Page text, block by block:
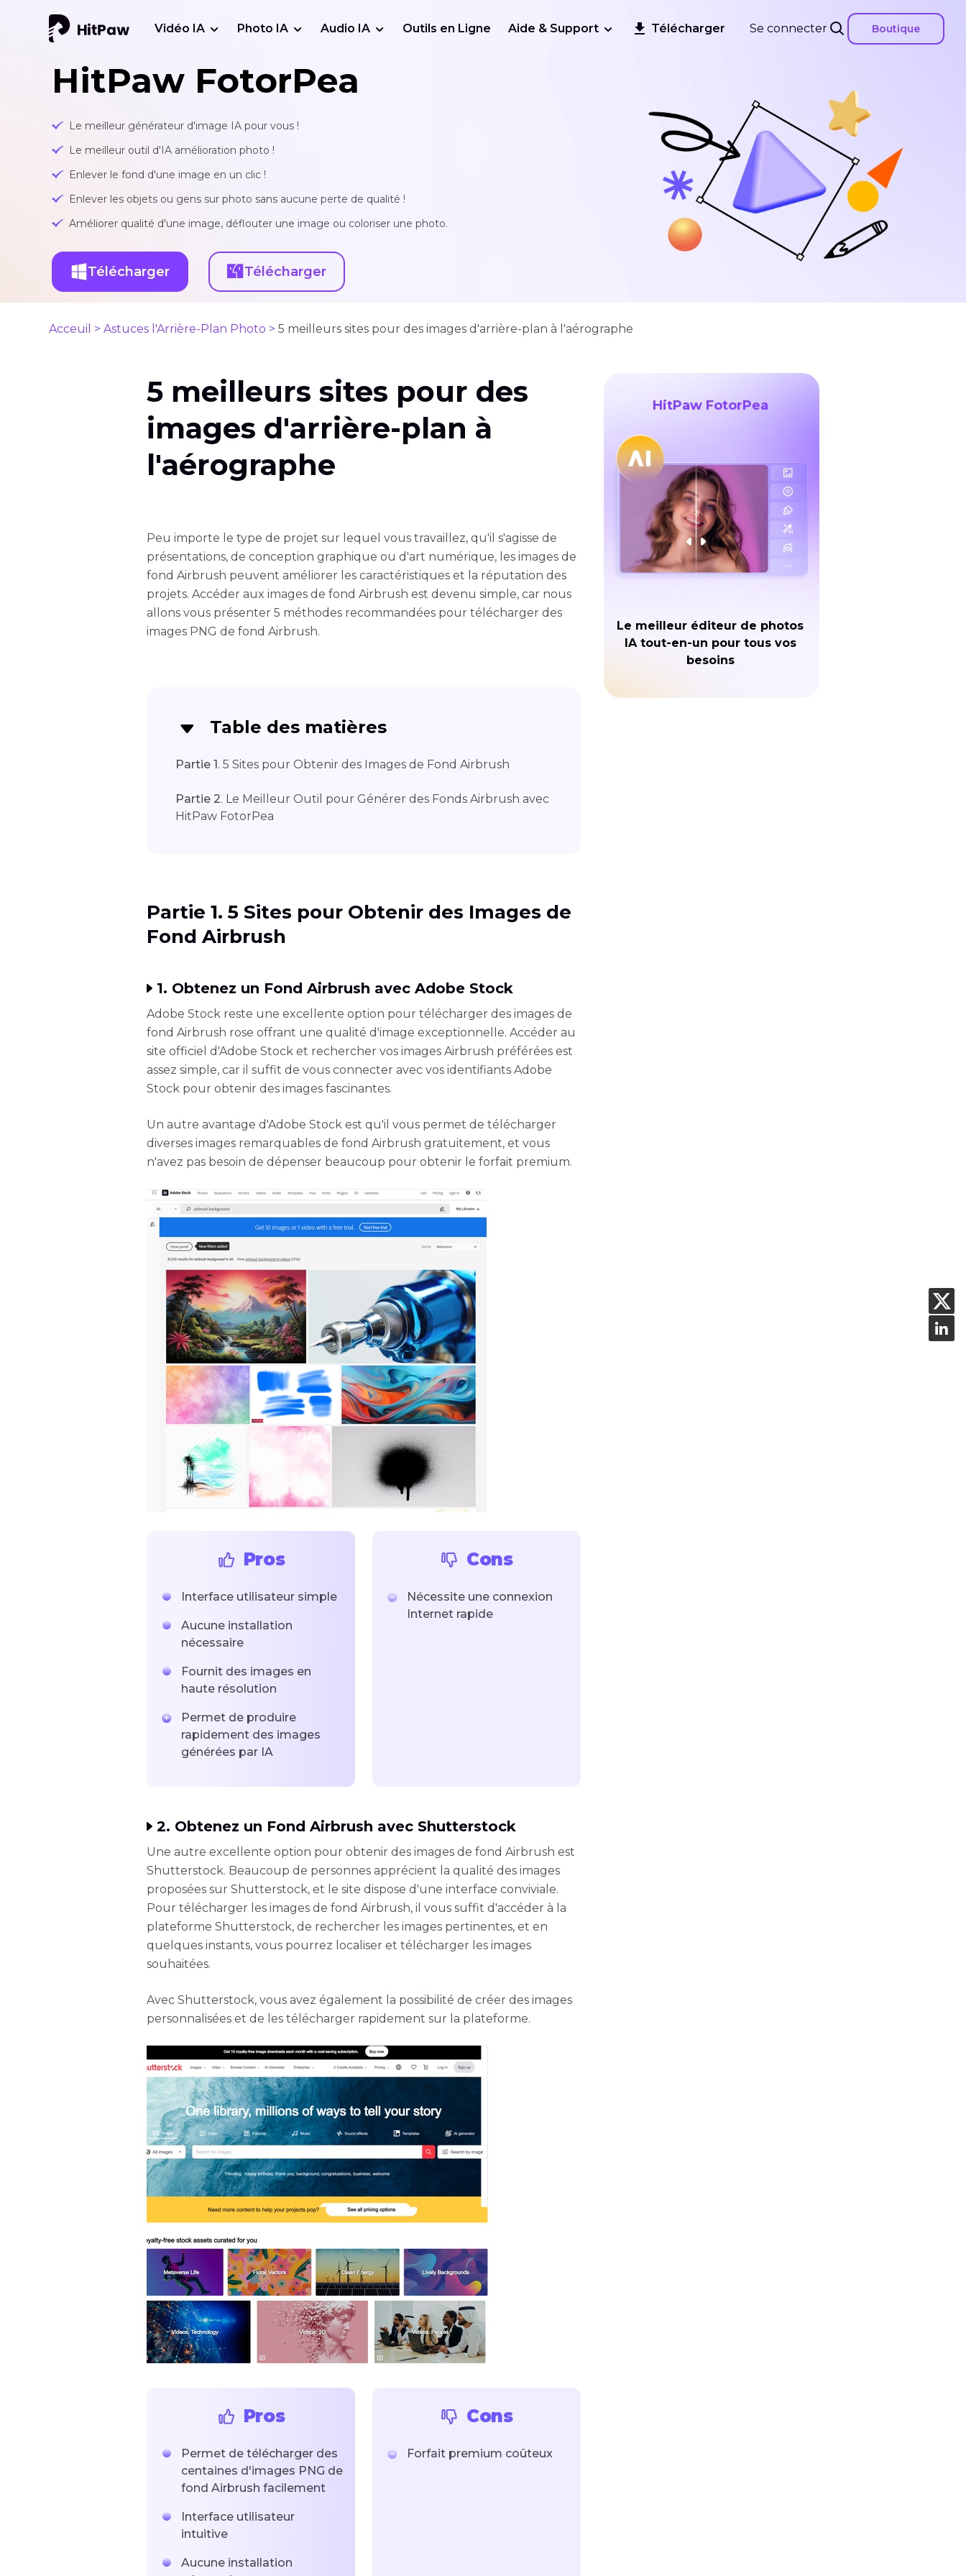
Se connecter Boutique
Vidéo IA Photo IA Audio IA Outils en Ligne Aide & Support Télécharger
HitPaw FotorPea
Le meilleur générateur d'image IA pour vous !
Le meilleur outil d'IA amélioration photo !
Enlever le fond d'une image en un clic !
Enlever les objets ou gens sur photo sans aucune perte de qualité !
Améliorer qualité d'une image, déflouter une image ou coloriser une photo.
Télécharger Télécharger
Acceuil > Astuces l'Arrière-Plan Photo > 5 meilleurs sites pour des images d'arrière-plan à l'aérographe
5 meilleurs sites pour des
images d'arrière-plan à
l'aérographe
Peu importe le type de projet sur lequel vous travaillez, qu'il s'agisse de
présentations, de conception graphique ou d'art numérique, les images de
fond Airbrush peuvent améliorer les caractéristiques et la réputation des
projets. Accéder aux images de fond Airbrush est devenu simple, car nous
allons vous présenter 5 méthodes recommandées pour télécharger des
images PNG de fond Airbrush.
Table des matières
Partie 1. 5 Sites pour Obtenir des Images de Fond Airbrush
Partie 2. Le Meilleur Outil pour Générer des Fonds Airbrush avec
HitPaw FotorPea
Partie 1. 5 Sites pour Obtenir des Images de
Fond Airbrush
1. Obtenez un Fond Airbrush avec Adobe Stock
Adobe Stock reste une excellente option pour télécharger des images de
fond Airbrush rose offrant une qualité d'image exceptionnelle. Accéder au
site officiel d'Adobe Stock et rechercher vos images Airbrush préférées est
assez simple, car il suffit de vous connecter avec vos identifiants Adobe
Stock pour obtenir des images fascinantes.
Un autre avantage d'Adobe Stock est qu'il vous permet de télécharger
diverses images remarquables de fond Airbrush gratuitement, et vous
n'avez pas besoin de dépenser beaucoup pour obtenir le forfait premium.
Pros
Interface utilisateur simple
Aucune installation
nécessaire
Fournit des images en
haute résolution
Permet de produire
rapidement des images
générées par IA
Cons
Nécessite une connexion
Internet rapide
2. Obtenez un Fond Airbrush avec Shutterstock
Une autre excellente option pour obtenir des images de fond Airbrush est
Shutterstock. Beaucoup de personnes apprécient la qualité des images
proposées sur Shutterstock, et le site dispose d'une interface conviviale.
Pour télécharger les images de fond Airbrush, il vous suffit d'accéder à la
plateforme Shutterstock, de rechercher les images pertinentes, et en
quelques instants, vous pourrez localiser et télécharger les images
souhaitées.
Avec Shutterstock, vous avez également la possibilité de créer des images
personnalisées et de les télécharger rapidement sur la plateforme.
Pros
Permet de télécharger des
centaines d'images PNG de
fond Airbrush facilement
Interface utilisateur
intuitive
Aucune installation
Cons
Forfait premium coûteux
HitPaw FotorPea
Le meilleur éditeur de photos
IA tout-en-un pour tous vos
besoins